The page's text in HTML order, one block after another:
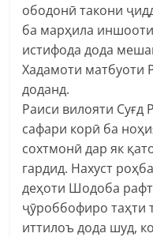
ободонӣ такони
ба марҳила иншооти
истифода дода
Хадамоти матбуоти
доданд.
Раиси вилояти
сафари корӣ ба
сохтмонӣ дар як
гардид. Нахуст
деҳоти Шодоба
ҷӯроббофиро таҳти
иттилоъ дода шуд,